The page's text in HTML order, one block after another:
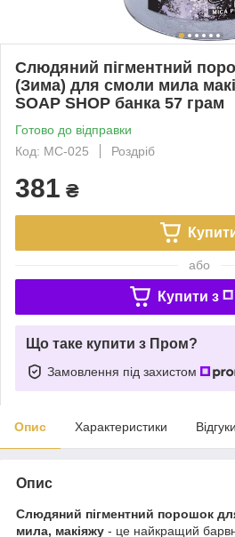
Слюдяний пігментний
(Зима) для смоли мила
SOAP SHOP банка 57 грам
Готово до відправки
Код: MC-025
Роздріб
381 ₴
або
Купити з
Що таке купити з Пром?
Замовлення під захистом
Опис Характеристики
Опис
Слюдяний пігментний порошок
мила, макіяжу - це найкращий